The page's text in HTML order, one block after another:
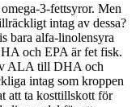
3-fettsyror. Men
intag av dessa?
bara alfa-linolensyra
och EPA är fet fisk.
ALA till DHA och
intag som kroppen
att ta kosttillskott för